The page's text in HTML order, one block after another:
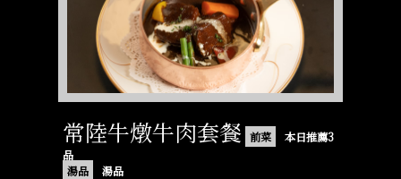
常陸牛燉牛肉套餐 前菜
本日推薦3
品
湯品
湯品